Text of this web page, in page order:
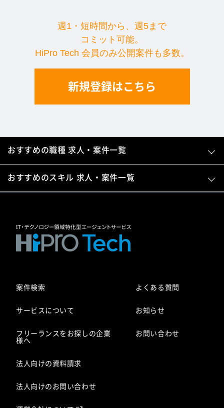
週1・短時間から、週5まで
コミット可能。
HiPro Tech 会員のみ公開案件も多数。
新規登録はこちら
おすすめの職種 求人・案件一覧
おすすめのスキル 求人・案件一覧
案件検索
サービスについて
フリーランスをお探しの企業
様へ
法人向けの資料請求
法人向けのお問い合わせ
よくある質問
お知らせ
お問い合わせ